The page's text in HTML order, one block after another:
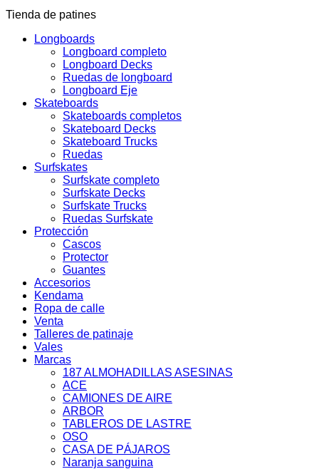
Tienda de patines
Longboards
Longboard completo
Longboard Decks
Ruedas de longboard
Longboard Eje
Skateboards
Skateboards completos
Skateboard Decks
Skateboard Trucks
Ruedas
Surfskates
Surfskate completo
Surfskate Decks
Surfskate Trucks
Ruedas Surfskate
Protección
Cascos
Protector
Guantes
Accesorios
Kendama
Ropa de calle
Venta
Talleres de patinaje
Vales
Marcas
187 ALMOHADILLAS ASESINAS
ACE
CAMIONES DE AIRE
ARBOR
TABLEROS DE LASTRE
OSO
CASA DE PÁJAROS
Naranja sanguina